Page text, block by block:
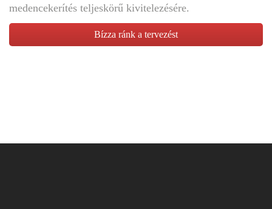
medencekerítés teljeskörű kivitelezésére.
Bízza ránk a tervezést